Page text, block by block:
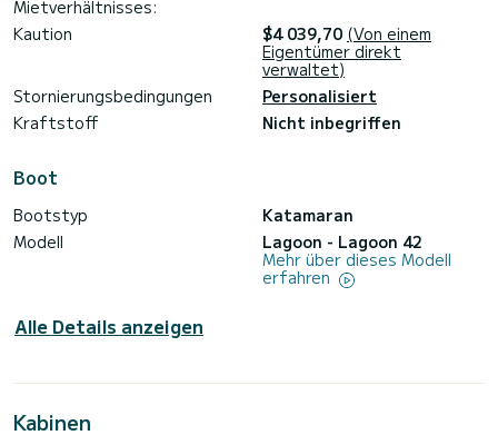
Mietverhältnisses:
Kaution $4 039,70 (Von einem
Eigentümer direkt
verwaltet)
Stornierungsbedingungen
Personalisiert
Kraftstoff
Nicht inbegriffen
Boot
Bootstyp
Katamaran
Modell
Lagoon - Lagoon 42
Mehr über dieses Modell
erfahren
Alle Details anzeigen
Kabinen